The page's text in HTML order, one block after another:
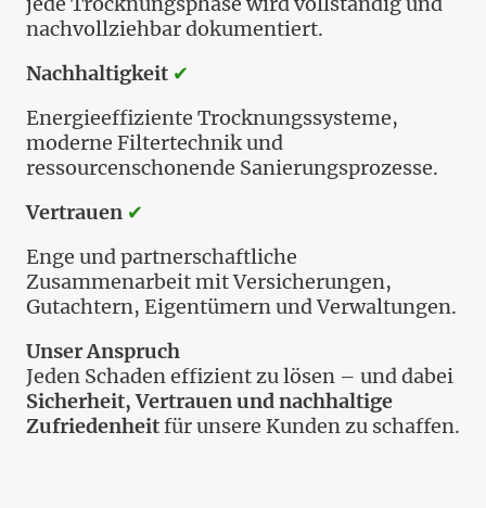
nachvollziehbar dokumentiert.
Nachhaltigkeit ✔
Energieeffiziente Trocknungssysteme,
moderne Filtertechnik und
ressourcenschonende Sanierungsprozesse.
Vertrauen ✔
Enge und partnerschaftliche
Zusammenarbeit mit Versicherungen,
Gutachtern, Eigentümern und Verwaltungen.
Unser Anspruch
Jeden Schaden effizient zu lösen – und dabei
Sicherheit, Vertrauen und nachhaltige
Zufriedenheitfür unsere Kunden zu schaffen.